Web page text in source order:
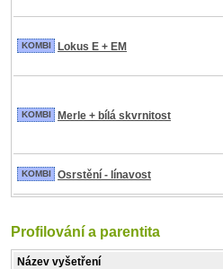
KOMBI Lokus E + EM
KOMBI Merle + bílá skvrnitost
KOMBI Osrstění - línavost
Profilování a parentita
Název vyšetření